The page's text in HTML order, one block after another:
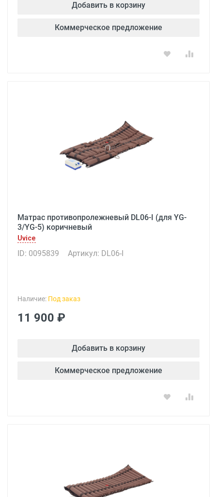
Добавить в корзину
Коммерческое предложение
Матрас противопролежневый DL06-I (для YG-
3/YG-5) коричневый
Uvice
ID: 0095839 Артикул: DL06-I
Наличие: Под заказ
11 900 ₽
Добавить в корзину
Коммерческое предложение